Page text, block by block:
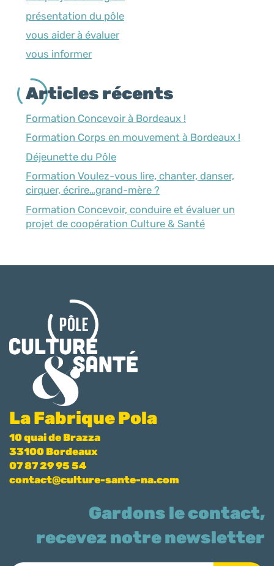
présentation du pôle
vous aider à évaluer
vous informer
Articles récents
Formation Concevoir à Bordeaux !
Formation Corps en mouvement à Bordeaux !
Déjeunette du Pôle
Formation Voulez-vous lire, chanter, danser,
cirquer, écrire…grand-mère ?
Formation Concevoir, conduire et évaluer un
projet de coopération Culture & Santé
La Fabrique Pola
10 quai de Brazza
33100 Bordeaux
07 87 29 95 54
contact@culture-sante-na.com
Gardons le contact,
recevez notre newsletter